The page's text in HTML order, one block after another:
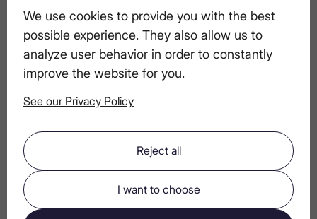
We use cookies to provide you with the best
possible experience. They also allow us to
analyze user behavior in order to constantly
improve the website for you.
See our Privacy Policy
Reject all
I want to choose
Наука про аромат: розуміння тонких
ароматів у горілці
Закохані у горілку: прості рецепти
Суші та омакасе з ультрапреміальною
горілкою